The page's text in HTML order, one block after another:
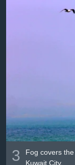
3
Fog covers
Kuwait City.